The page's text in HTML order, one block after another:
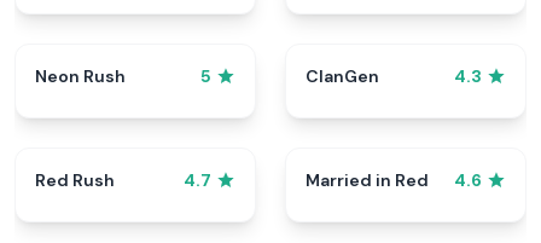
Neon Rush 5 ClanGen 4.3
Red Rush 4.7 Married in Red 4.6